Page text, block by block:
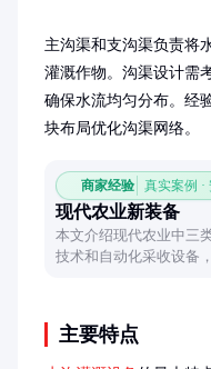
主沟渠和支沟渠负责将
灌溉作物。沟渠设计需
确保水流均匀分布。经
块布局优化沟渠网络。
商家经验 真实案例 ·
现代农业新装备
本文介绍现代农业中三
技术和自动化采收设备
主要特点